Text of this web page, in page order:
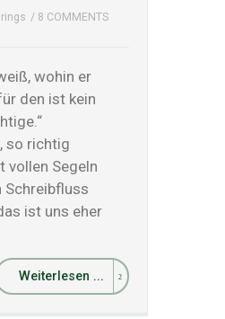
/ 8 COMMENTS
wohin er
den ist kein
so richtig
vollen Segeln
Schreibfluss
ist uns eher
Weiterlesen ...